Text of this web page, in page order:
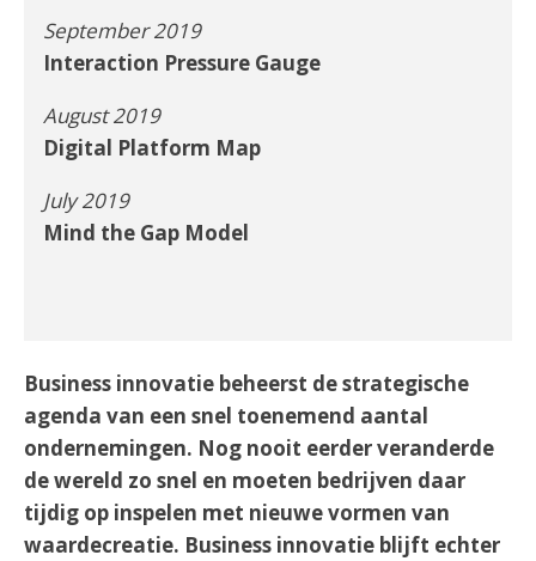
Business innovatie beheerst de strategische
agenda van een snel toenemend aantal
ondernemingen. Nog nooit eerder veranderde
de wereld zo snel en moeten bedrijven daar
tijdig op inspelen met nieuwe vormen van
waardecreatie. Business innovatie blijft echter
September 2019
Interaction Pressure Gauge
August 2019
Digital Platform Map
July 2019
Mind the Gap Model